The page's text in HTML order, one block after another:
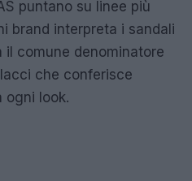
puntano su linee più
brand interpreta i sandali
il comune denominatore
che conferisce
ogni look.